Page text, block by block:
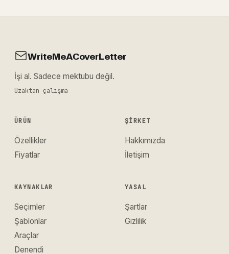
WriteMeACoverLetter
İşi al. Sadece mektubu değil.
Uzaktan çalışma
ÜRÜN
Özellikler
Fiyatlar
ŞIRKET
Hakkımızda
İletişim
KAYNAKLAR
Seçimler
Şablonlar
Araçlar
Denendi
YASAL
Şartlar
Gizlilik